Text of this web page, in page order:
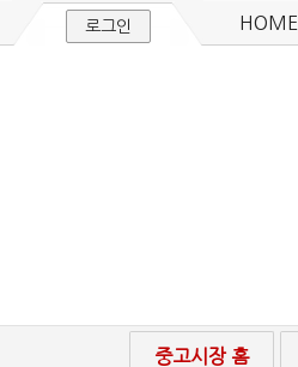
로그인 HOME
중고시장 홈